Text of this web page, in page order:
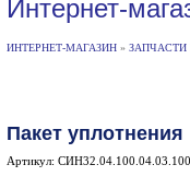
Интернет-
ИНТЕРНЕТ-МАГАЗИН » ЗАПЧАСТИ
Пакет уплотнения
Артикул: